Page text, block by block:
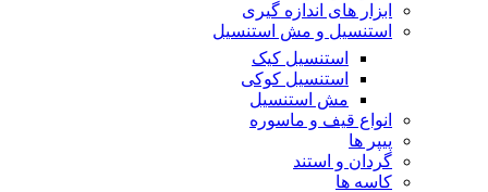
ابزار های اندازه گیری
استنسیل و مش استنسیل
استنسیل کیک
استنسیل کوکی
مش استنسیل
انواع قیف و ماسوره
پیپر ها
گردان و استند
کاسه ها